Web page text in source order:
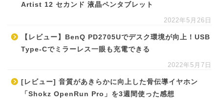
Artist 12 セカンド 液晶ペンタブレット
2022年5月26日
【レビュー】BenQ PD2705Uでデスク環境が向上！USB
Type-Cでミラーレス一眼も充電できる
2022年5月7日
[レビュー] 音質があきらかに向上した骨伝導イヤホン
「Shokz OpenRun Pro」を3週間使った感想